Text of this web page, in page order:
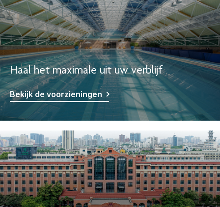
Haal het maximale uit uw verblijf
Bekijk de voorzieningen